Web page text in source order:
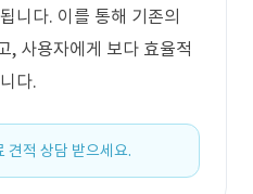
니다. 이를 통해 기존의
, 사용자에게 보다 효율적
다.
견적 상담 받으세요.